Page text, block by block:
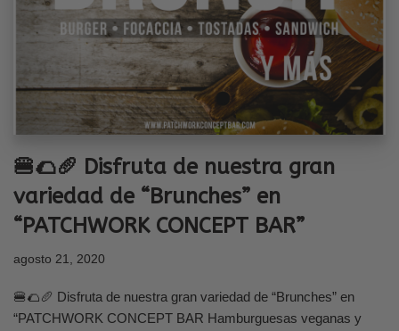
🍔🌮🥖 Disfruta de nuestra gran
variedad de “Brunches” en
“PATCHWORK CONCEPT BAR”
agosto 21, 2020
🍔🌮🥖 Disfruta de nuestra gran variedad de “Brunches” en
“PATCHWORK CONCEPT BAR Hamburguesas veganas y